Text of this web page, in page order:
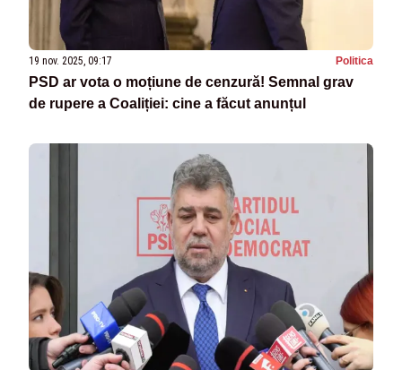
19 nov. 2025, 09:17 Politica
PSD ar vota o moțiune de cenzură! Semnal grav
de rupere a Coaliției: cine a făcut anunțul